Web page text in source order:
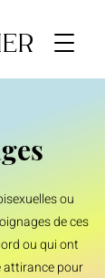
ou
de ces
ou qui ont
attirance pour